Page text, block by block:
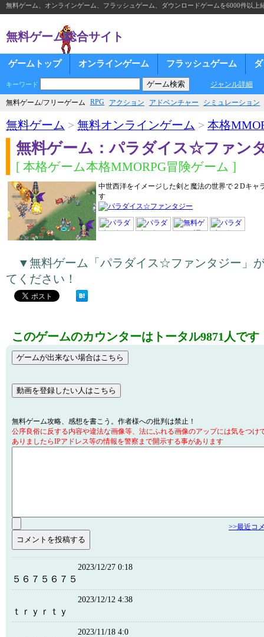
無料ゲーム、オンラインゲーム、フラッシュゲーム、ダウンロードゲームを6000件以上
無料ゲーム総合サイト
ゲームトップ オンラインゲーム フラッシュゲーム
キーワード ジャンル詳細
無料ゲーム/フリーゲーム RPG アクション アドベンチャー シミュレーション
無料ゲーム > 無料オンラインゲーム > 本格
無料ゲーム：パラダイス☆ファン
[ 本格ゲーム本格MMORPG冒険ゲーム ]
中世西洋をイメージした剣と魔法の世界で２Dキャ
す
▼無料ゲーム「パラダイス☆ファンタジー」
てください！
このゲームのカウンターはトータル9871人です
無料ゲーム攻略、感想を書こう。作者様への批判は禁止！
公序良俗に反する内容や違法な画像等、法にふれる画像のアップには気をつけ
ありましたらIPアドレス等の情報を警察まで開示する事があります
>>最近コ
2023/12/27 0:18
５６７５６７５
2023/12/12 4:38
ｔｒｙｒｔｙ
2023/11/18 4:0